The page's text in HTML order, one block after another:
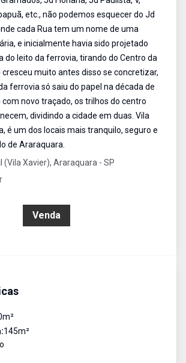
etc., não podemos esquecer do Jd
cada Rua tem um nome de uma
e inicialmente havia sido projetado
do leito da ferrovia, tirando do Centro da
cresceu muito antes disso se concretizar,
ferrovia só saiu do papel na década de
novo traçado, os trilhos do centro
dividindo a cidade em duas. Vila
é um dos locais mais tranquilo, seguro e
de Araraquara.
(Vila Xavier), Araraquara - SP
Venda
m²
145m²